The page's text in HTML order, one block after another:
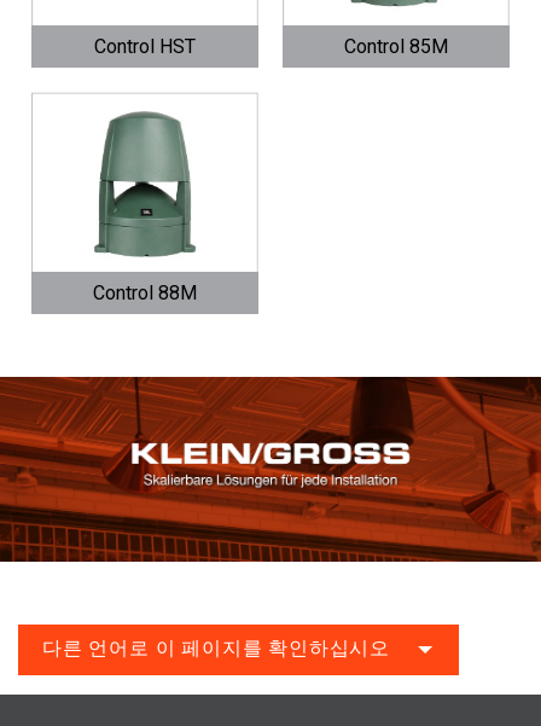
Control HST Control 85M
Control 88M
다른 언어로 이 페이지를 확인하십시오